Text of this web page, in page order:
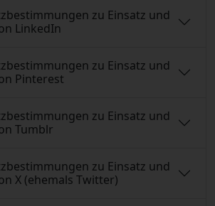
zu Einsatz und
LinkedIn
zu Einsatz und
Pinterest
zu Einsatz und
Tumblr
zu Einsatz und
X (ehemals Twitter)